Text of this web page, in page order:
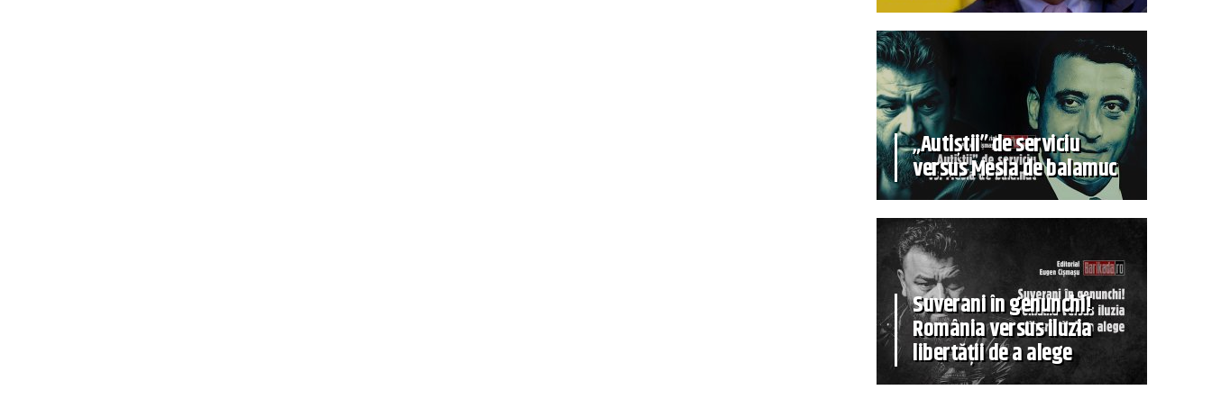
„Autiștii” de serviciu
versus Mesia de balamuc
Suverani în genunchi!
România versus iluzia
libertății de a alege